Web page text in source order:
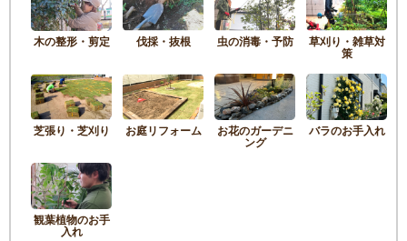
木の整形・剪定 伐採・抜根 虫の消毒・予防 草刈り・雑草対
策
芝張り・芝刈り お庭リフォーム お花のガーデニ
ング
バラのお手入れ
観葉植物のお手
入れ